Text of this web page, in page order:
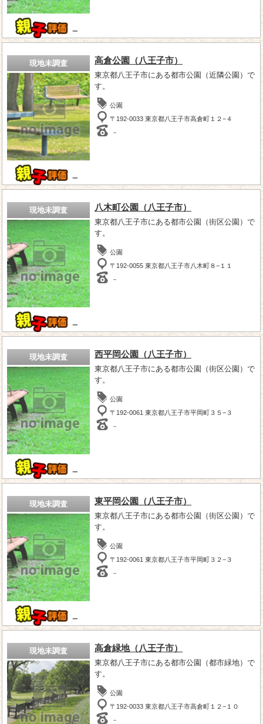
－
現地未調査
－
高倉公園（八王子市）
東京都八王子市にある都市公園（近隣公園）で
す。
公園
〒192-0033 東京都八王子市高倉町１２−４
－
現地未調査
－
八木町公園（八王子市）
東京都八王子市にある都市公園（街区公園）で
す。
公園
〒192-0055 東京都八王子市八木町８−１１
－
現地未調査
－
西平岡公園（八王子市）
東京都八王子市にある都市公園（街区公園）で
す。
公園
〒192-0061 東京都八王子市平岡町３５−３
－
現地未調査
－
東平岡公園（八王子市）
東京都八王子市にある都市公園（街区公園）で
す。
公園
〒192-0061 東京都八王子市平岡町３２−３
－
現地未調査 高倉緑地（八王子市）
東京都八王子市にある都市公園（都市緑地）で
す。
公園
〒192-0033 東京都八王子市高倉町１２−１０
－